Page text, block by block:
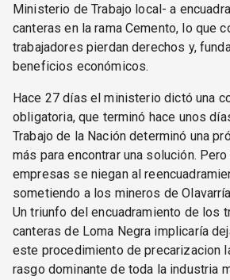
Ministerio de Trabajo local- a
canteras en la rama Cemento, lo que
trabajadores pierdan derechos y,
beneficios económicos.
Hace 27 días el ministerio dictó una
obligatoria, que terminó hace unos
Trabajo de la Nación determinó una
más para encontrar una solución.
empresas se niegan al
sometiendo a los mineros de
Un triunfo del encuadramiento de los
canteras de Loma Negra implicaría
este procedimiento de precarizacion
rasgo dominante de toda la industria